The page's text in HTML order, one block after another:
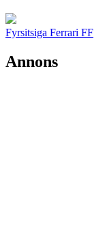
Fyrsitsiga Ferrari FF
Annons